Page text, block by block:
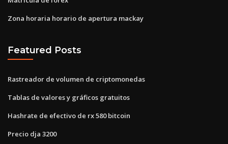
Zona horaria horario de apertura mackay
Featured Posts
Rastreador de volumen de criptomonedas
Tablas de valores y gráficos gratuitos
Hashrate de efectivo de rx 580 bitcoin
Precio dja 3200